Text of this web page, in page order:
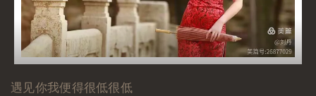
遇见你我便得很低很低